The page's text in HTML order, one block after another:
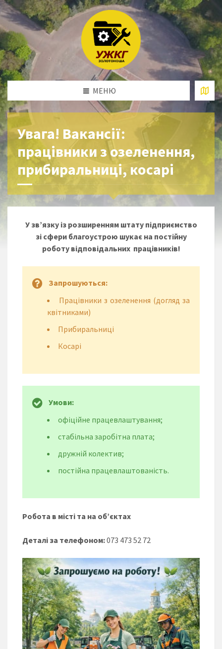
МЕНЮ
Увага! Вакансії:
працівники з озеленення,
прибиральниці, косарі
У зв’язку із розширенням штату підприємство
зі сфери благоустрою шукає на постійну
роботу відповідальних працівників!
Запрошуються:
Працівники з озеленення (догляд за
квітниками)
Прибиральниці
Косарі
Умови:
офіційне працевлаштування;
стабільна заробітна плата;
дружній колектив;
постійна працевлаштованість.
Робота в місті та на об’єктах
Деталі за телефоном:073 473 52 72